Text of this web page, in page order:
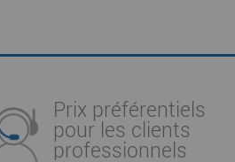
Prix préférentiels
pour les clients
professionnels